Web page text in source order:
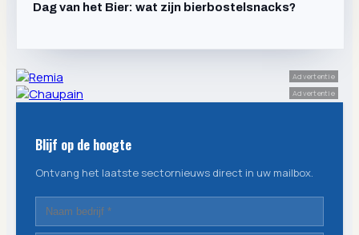
Dag van het Bier: wat zijn bierbostelsnacks?
Advertentie
Advertentie
Blijf op de hoogte
Ontvang het laatste sectornieuws direct in uw mailbox.